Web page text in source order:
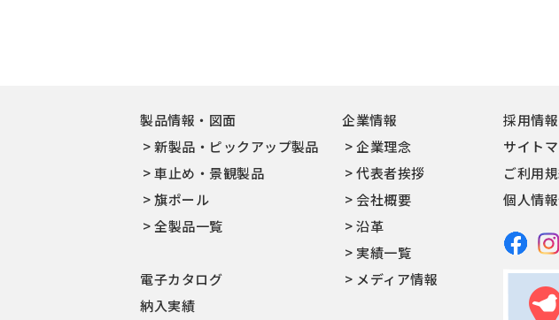
製品情報・図面
新製品・ピックアップ製品
車止め・景観製品
旗ポール
全製品一覧
電子カタログ
納入実績
企業情報
企業理念
代表者挨拶
会社概要
沿革
実績一覧
メディア情報
採用情報
サイト
ご利用
個人情